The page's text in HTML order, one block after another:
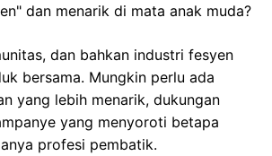
dan menarik di mata anak muda?
dan bahkan industri fesyen
bersama. Mungkin perlu ada
yang lebih menarik, dukungan
yang menyoroti betapa
profesi pembatik.